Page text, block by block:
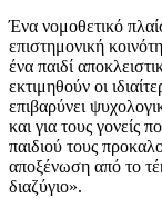
Ένα νομοθετικό
επιστημονική
ένα παιδί
εκτιμηθούν οι
επιβαρύνει
και για τους γονείς
παιδιού τους
αποξένωση από το
διαζύγιο».